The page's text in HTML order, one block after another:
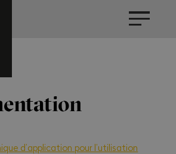
d’application pour l’utilisation